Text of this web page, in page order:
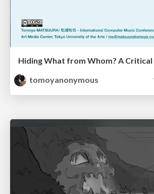
tomoyanonymous